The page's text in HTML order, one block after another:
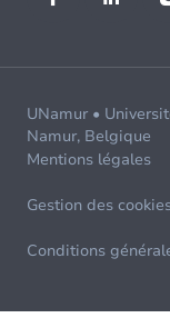
UNamur •
Namur, Belgique
Mentions légales
Gestion des
Conditions